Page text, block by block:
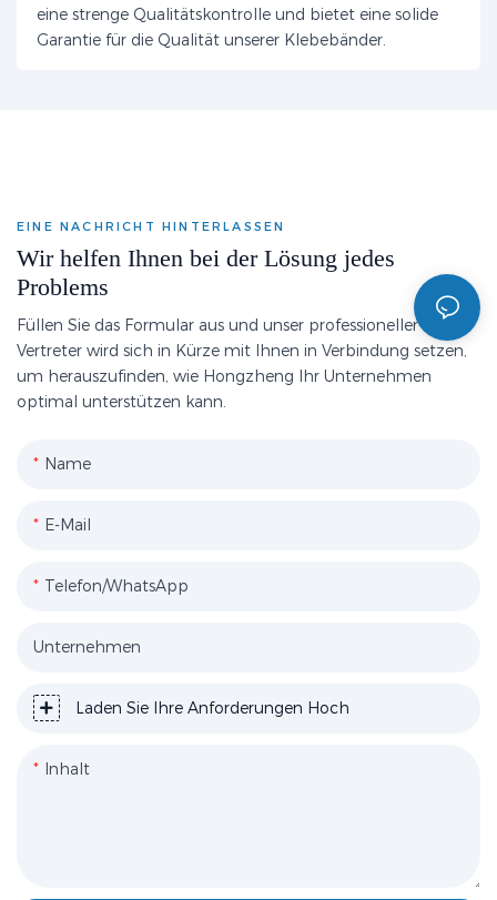
eine strenge Qualitätskontrolle und bietet eine solide
Garantie für die Qualität unserer Klebebänder.
EINE NACHRICHT HINTERLASSEN
Wir helfen Ihnen bei der Lösung jedes
Problems
Füllen Sie das Formular aus und unser professioneller
Vertreter wird sich in Kürze mit Ihnen in Verbindung setzen,
um herauszufinden, wie Hongzheng Ihr Unternehmen
optimal unterstützen kann.
Name
E-Mail
Telefon/WhatsApp
Unternehmen
Laden Sie Ihre Anforderungen Hoch
Inhalt